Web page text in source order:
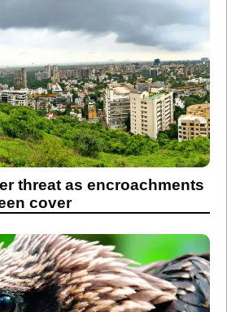
threat as encroachments
cover